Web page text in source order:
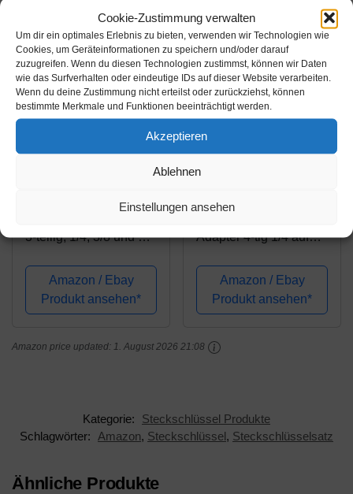
Cookie-Zustimmung verwalten
Um dir ein optimales Erlebnis zu bieten, verwenden wir Technologien wie
Cookies, um Geräteinformationen zu speichern und/oder darauf
zuzugreifen. Wenn du diesen Technologien zustimmst, können wir Daten
wie das Surfverhalten oder eindeutige IDs auf dieser Website verarbeiten.
Wenn du deine Zustimmung nicht erteilst oder zurückziehst, können
bestimmte Merkmale und Funktionen beeinträchtigt werden.
Akzeptieren
Ablehnen
Einstellungen ansehen
Amazon.de
3-teilig, 1/4, 3/8 und 1/2
Einsätze, Stecknüsse,
Schnellverschluss
System
Amazon / Ebay
Produkt ansehen*
Amazon.de
Adapter 4-tlg 1/4 auf
auf 1/2-1/2 auf
3/8+Akkuschrauber
Stecknuss Adapter
Set 3-teilig 1/4...
Amazon / Ebay
Produkt ansehen*
Amazon price updated: 1. August 2026 21:08
Kategorie:
Steckschlüssel Produkte
Schlagwörter:
Amazon, Steckschlüssel, Steckschlüsselsatz
Ähnliche Produkte